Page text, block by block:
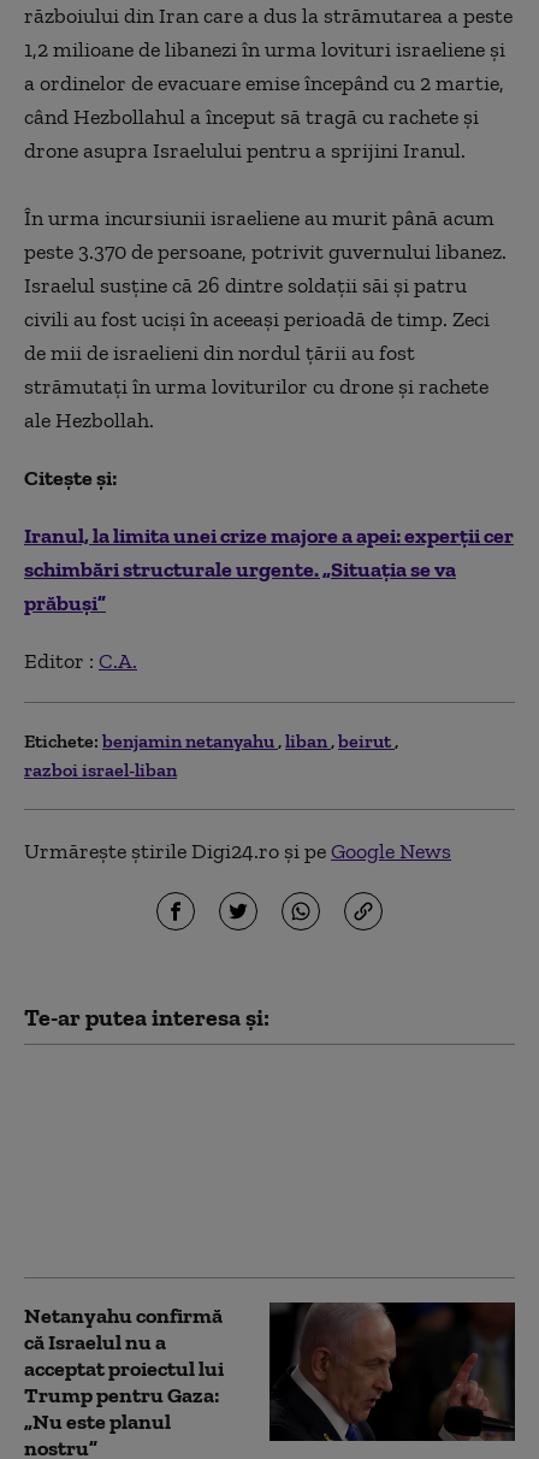
războiului din Iran care a dus la strămutarea a peste
1,2 milioane de libanezi în urma lovituri israeliene şi
a ordinelor de evacuare emise începând cu 2 martie,
când Hezbollahul a început să tragă cu rachete şi
drone asupra Israelului pentru a sprijini Iranul.
În urma incursiunii israeliene au murit până acum
peste 3.370 de persoane, potrivit guvernului libanez.
Israelul susţine că 26 dintre soldaţii săi şi patru
civili au fost ucişi în aceeaşi perioadă de timp. Zeci
de mii de israelieni din nordul ţării au fost
strămutaţi în urma loviturilor cu drone şi rachete
ale Hezbollah.
Citește și:
Iranul, la limita unei crize majore a apei: experții cer
schimbări structurale urgente. „Situația se va
prăbuși”
Editor : C.A.
Etichete: benjamin netanyahu liban beirut
razboi israel-liban
Urmărește știrile Digi24.ro și peGoogle News
Te-ar putea interesa și:
Netanyahu confirmă
că Israelul nu a
acceptat proiectul lui
Trump pentru Gaza:
„Nu este planul
nostru”